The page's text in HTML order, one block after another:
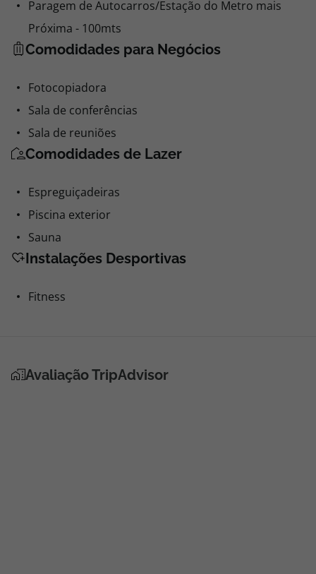
Paragem de Autocarros/Estação do Metro mais
Próxima - 100mts
Comodidades para Negócios
Fotocopiadora
Sala de conferências
Sala de reuniões
Comodidades de Lazer
Espreguiçadeiras
Piscina exterior
Sauna
Instalações Desportivas
Fitness
Avaliação TripAdvisor